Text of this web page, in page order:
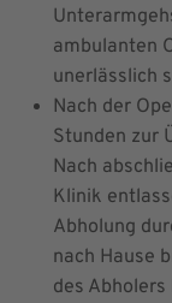
ambulanten
unerlässlich
Nach der
Stunden zur
Nach
Klinik
Abholung
nach Hause
des